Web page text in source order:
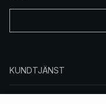
KUNDTJÄNST